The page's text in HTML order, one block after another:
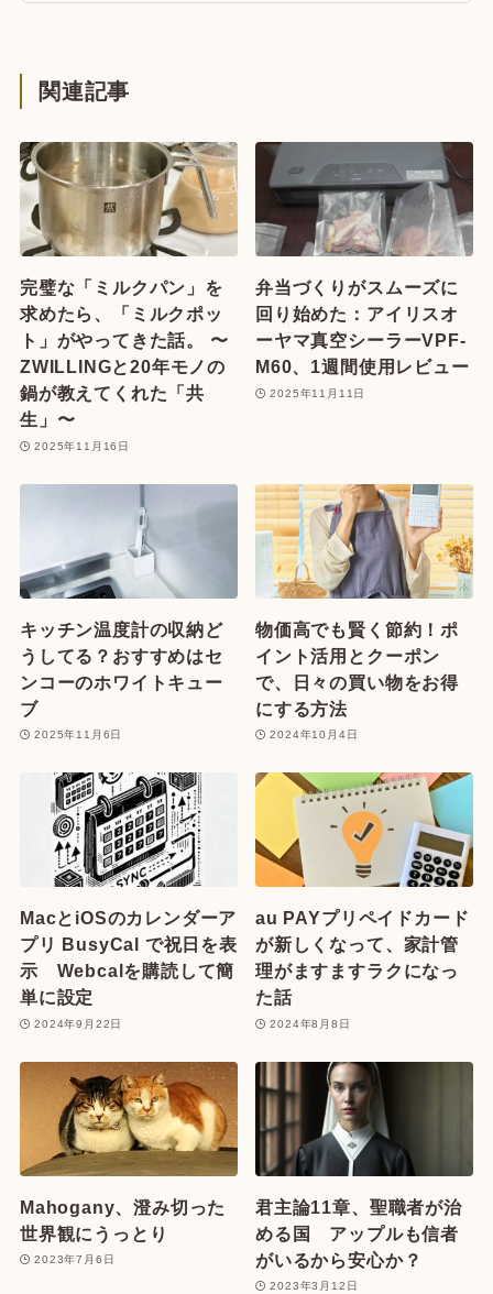
関連記事
完璧な「ミルクパン」を
求めたら、「ミルクポッ
ト」がやってきた話。 〜
ZWILLINGと20年モノの
鍋が教えてくれた「共
生」〜
2025年11月16日
弁当づくりがスムーズに
回り始めた：アイリスオ
ーヤマ真空シーラーVPF-
M60、1週間使用レビュー
2025年11月11日
キッチン温度計の収納ど
うしてる？おすすめはセ
ンコーのホワイトキュー
ブ
2025年11月6日
物価高でも賢く節約！ポ
イント活用とクーポン
で、日々の買い物をお得
にする方法
2024年10月4日
MacとiOSのカレンダーア
プリ BusyCal で祝日を表
示 Webcalを購読して簡
単に設定
2024年9月22日
au PAYプリペイドカード
が新しくなって、家計管
理がますますラクになっ
た話
2024年8月8日
Mahogany、澄み切った
世界観にうっとり
2023年7月6日
君主論11章、聖職者が治
める国 アップルも信者
がいるから安心か？
2023年3月12日